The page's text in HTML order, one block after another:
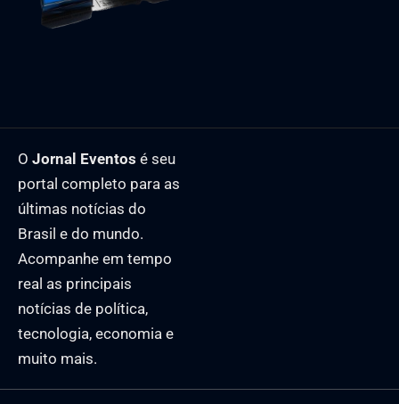
O Jornal Eventos é seu
portal completo para as
últimas notícias do
Brasil e do mundo.
Acompanhe em tempo
real as principais
notícias de política,
tecnologia, economia e
muito mais.